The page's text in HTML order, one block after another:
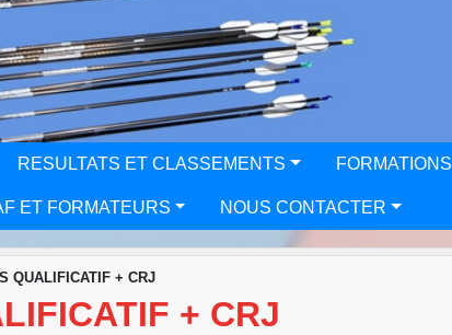
RESULTATS ET CLASSEMENTS FORMATIONS
ET FORMATEURS NOUS CONTACTER
QUALIFICATIF + CRJ
+ CRJ